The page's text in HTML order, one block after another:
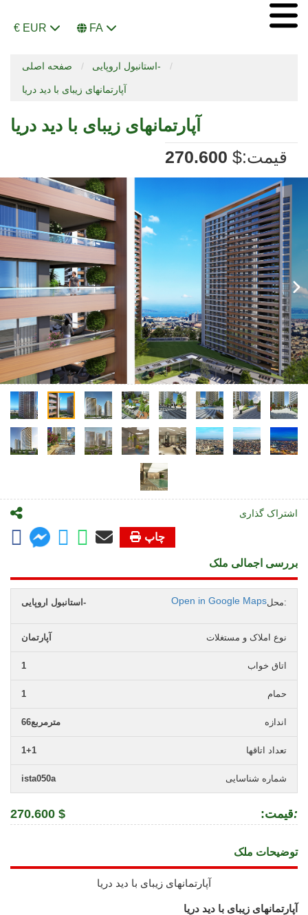
€ EUR FA
صفحه اصلی استانبول اروپایی-
آپارتمانهای زیبای با دید دریا
آپارتمانهای زیبای با دید دریا
:قیمت
270.600 $
اشتراک گذاری
چاپ
بررسی اجمالی ملک
محل: استانبول اروپایی- Open in Google Maps
نوع املاک و مستغلات آپارتمان
اتاق خواب 1
حمام 1
اندازه 66مترمربع
تعداد اتاقها 1+1
شماره شناسایی ista050a
:قیمت:
270.600 $
توضیحات ملک
آپارتمانهای زیبای با دید دریا
آپارتمانهای زیبای با دید دریا